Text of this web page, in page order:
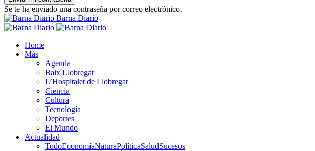
Se te ha enviado una contraseña por correo electrónico.
Barna Diario
Home
Más
Agenda
Baix Llobregat
L’Hospitalet de Llobregat
Ciencia
Cultura
Tecnología
Deportes
El Mundo
Actualidad
TodoEconomíaNaturaPolíticaSaludSucesos